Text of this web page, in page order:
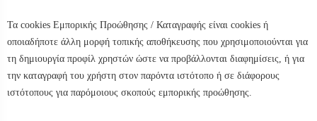
Τα cookies Εμπορικής Προώθησης / Καταγραφής είναι cookies ή
οποιαδήποτε άλλη μορφή τοπικής αποθήκευσης που χρησιμοποιούνται για
τη δημιουργία προφίλ χρηστών ώστε να προβάλλονται διαφημίσεις, ή για
την καταγραφή του χρήστη στον παρόντα ιστότοπο ή σε διάφορους
ιστότοπους για παρόμοιους σκοπούς εμπορικής προώθησης.